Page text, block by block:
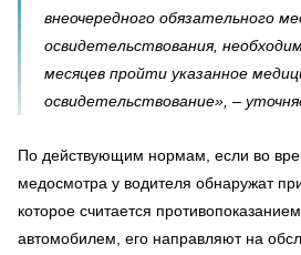
внеочередного обязательного
освидетельствования,
месяцев пройти указанное
освидетельствование», –
По действующим нормам, если во
медосмотра у водителя обнаружат
которое считается
автомобилем, его направляют на